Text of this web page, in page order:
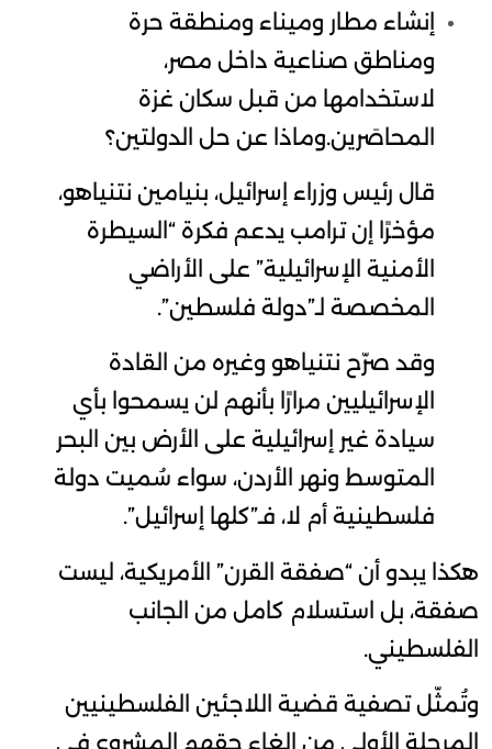
إنشاء مطار وميناء ومنطقة حرة
ومناطق صناعية داخل مصر،
لاستخدامها من قبل سكان غزة
المحاصَرين.وماذا عن حل الدولتين؟
قال رئيس وزراء إسرائيل، بنيامين نتنياهو،
مؤخرًا إن ترامب يدعم فكرة “السيطرة
الأمنية الإسرائيلية” على الأراضي
المخصصة لـ”دولة فلسطين”.
وقد صرّح نتنياهو وغيره من القادة
الإسرائيليين مرارًا بأنهم لن يسمحوا بأي
سيادة غير إسرائيلية على الأرض بين البحر
المتوسط ونهر الأردن، سواء سُميت دولة
فلسطينية أم لا، فـ”كلها إسرائيل”.
هكذا يبدو أن “صفقة القرن” الأمريكية، ليست
صفقة، بل استسلام كامل من الجانب
الفلسطيني.
وتُمثّل تصفية قضية اللاجئين الفلسطينيين
المرحلة الأولى من إلغاء حقهم المشروع في